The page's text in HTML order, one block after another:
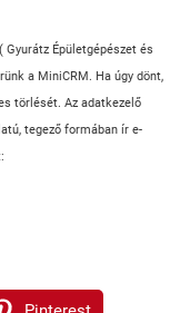
Épületgépészet és
a MiniCRM. Ha úgy dönt,
törlését. Az adatkezelő
tegező formában ír e-